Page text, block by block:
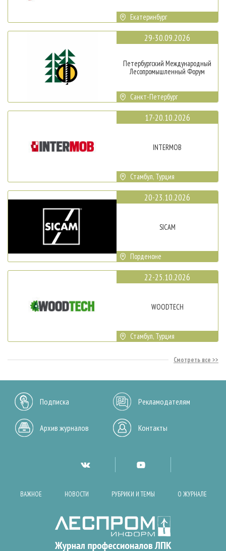
Екатеринбург
29-30.09.2026
Петербургский Международный
Лесопромышленный Форум
Санкт-Петербург
17-20.10.2026
INTERMOB
Стамбул, Турция
20-23.10.2026
SICAM
Порденоне
22-25.10.2026
WOODTECH
Стамбул, Турция
Смотреть все
Подписка Рекламодателям
Архив журналов Контакты
ВАЖНОЕ НОВОСТИ РУБРИКИ И ТЕМЫ О ЖУРНАЛЕ